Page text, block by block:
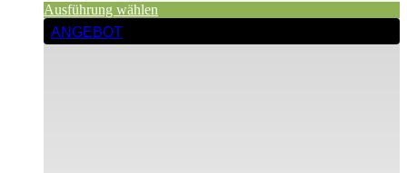
Ausführung wählen
ANGEBOT